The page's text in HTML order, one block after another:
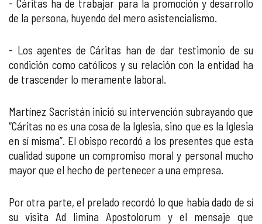
- Cáritas ha de trabajar para la promoción y desarrollo
de la persona, huyendo del mero asistencialismo.
- Los agentes de Cáritas han de dar testimonio de su
condición como católicos y su relación con la entidad ha
de trascender lo meramente laboral.
Martínez Sacristán inició su intervención subrayando que
“Cáritas no es una cosa de la Iglesia, sino que es la Iglesia
en sí misma”. El obispo recordó a los presentes que esta
cualidad supone un compromiso moral y personal mucho
mayor que el hecho de pertenecer a una empresa.
Por otra parte, el prelado recordó lo que había dado de sí
su visita Ad limina Apostolorum y el mensaje que